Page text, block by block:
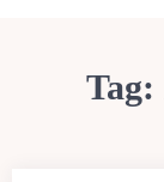
Tag: